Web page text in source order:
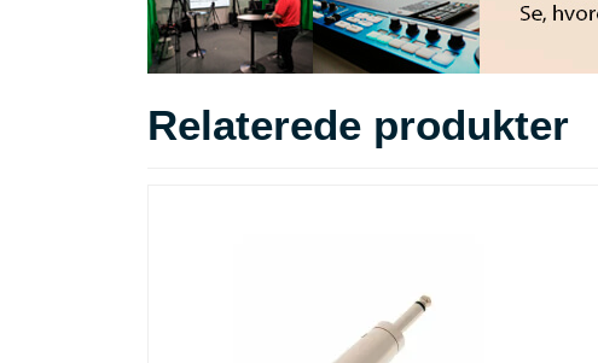
Relaterede produkter